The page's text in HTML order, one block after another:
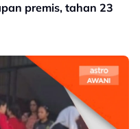
premis, tahan 23